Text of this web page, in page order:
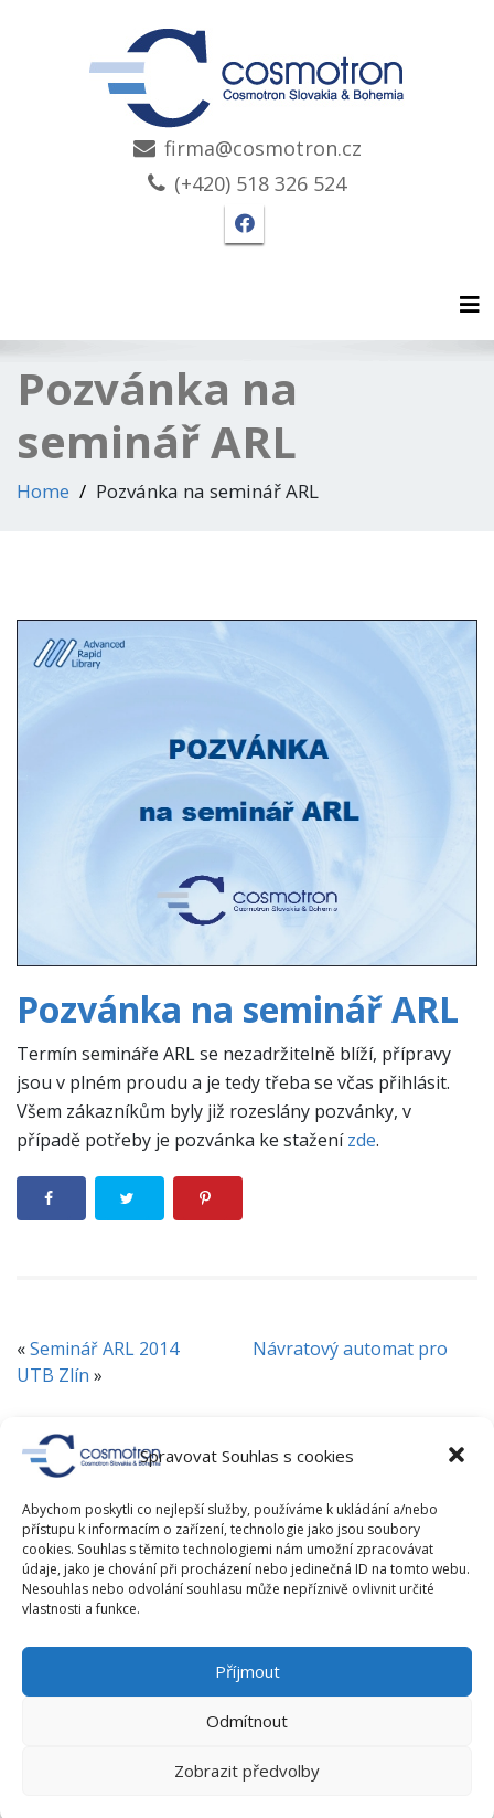
Spravovat Souhlas s cookies
Abychom poskytli co nejlepší služby, používáme k ukládání a/nebo
přístupu k informacím o zařízení, technologie jako jsou soubory
cookies. Souhlas s těmito technologiemi nám umožní zpracovávat
údaje, jako je chování při procházení nebo jedinečná ID na tomto webu.
Nesouhlas nebo odvolání souhlasu může nepříznivě ovlivnit určité
vlastnosti a funkce.
Příjmout
Odmítnout
Zobrazit předvolby
firma@cosmotron.cz
(+420) 518 326 524
Facebook stránka
Pozvánka na
seminář ARL
Home Pozvánka na seminář ARL
Pozvánka na seminář ARL
Termín semináře ARL se nezadržitelně blíží, přípravy
jsou v plném proudu a je tedy třeba se včas přihlásit.
Všem zákazníkům byly již rozeslány pozvánky, v
případě potřeby je pozvánka ke staženízde.
«Seminář ARL 2014
Návratový automat pro
UTB Zlín »
RUBRIKY
Novinky
RFID novinky
AKCE / KONFERENCE
Knihovny současnosti 2026
- 10. 9. 2026